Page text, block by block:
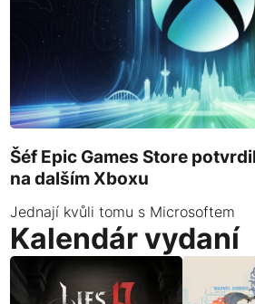
Šéf Epic Games Store
na dalším Xboxu
Jednají kvůli tomu s Microsoftem
Kalendár vydaní